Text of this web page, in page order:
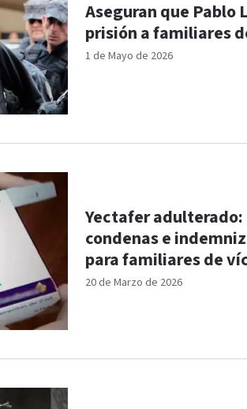
1 de Mayo de 2026
Aseguran que Pablo
prisión a familiares
20 de Marzo de 2026
Yectafer adulterado:
condenas e
para familiares de